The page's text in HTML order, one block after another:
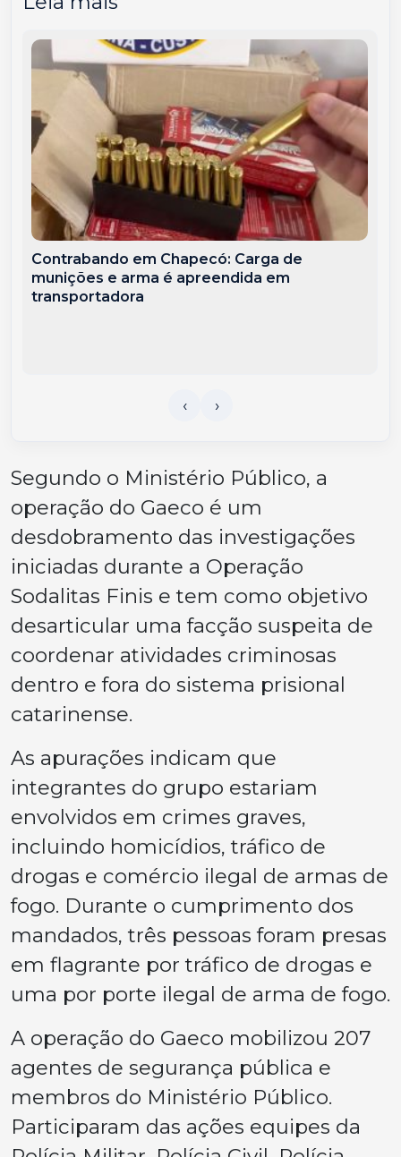
Contrabando em Chapecó: Carga de
munições e arma é apreendida em
transportadora
Segundo o Ministério Público, a
operação do Gaeco é um
desdobramento das investigações
iniciadas durante a Operação
Sodalitas Finis e tem como objetivo
desarticular uma facção suspeita de
coordenar atividades criminosas
dentro e fora do sistema prisional
catarinense.
As apurações indicam que
integrantes do grupo estariam
envolvidos em crimes graves,
incluindo homicídios, tráfico de
drogas e comércio ilegal de armas de
fogo. Durante o cumprimento dos
mandados, três pessoas foram presas
em flagrante por tráfico de drogas e
uma por porte ilegal de arma de fogo.
A operação do Gaeco mobilizou 207
agentes de segurança pública e
membros do Ministério Público.
Participaram das ações equipes da